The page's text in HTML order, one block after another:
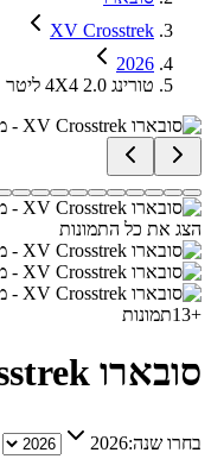
XV Crosstrek
2026
טורינג 4X4 2.0 ליטר
הצג את כל התמונות
+
13תמונות
סובארו XV Crosstrek
בחרו שנה:2026